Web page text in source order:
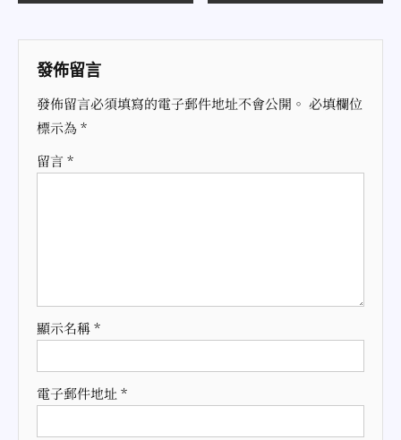
導
覽
發佈留言
發佈留言必須填寫的電子郵件地址不會公開。 必填欄位
標示為*
留言 *
顯示名稱*
電子郵件地址 *